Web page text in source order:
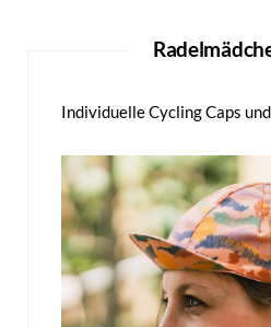
Individuelle Cycling Caps